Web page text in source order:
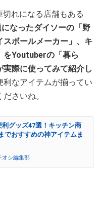
れになる店舗もある
なったダイソーの「野
ボールメーカー」、キ
をYoutuberの「暮ら
際に使ってみて紹介し
利なアイテムが揃ってい
さいね。
利グッズ47選！キッチン商
でおすすめの神アイテムま
オシ編集部